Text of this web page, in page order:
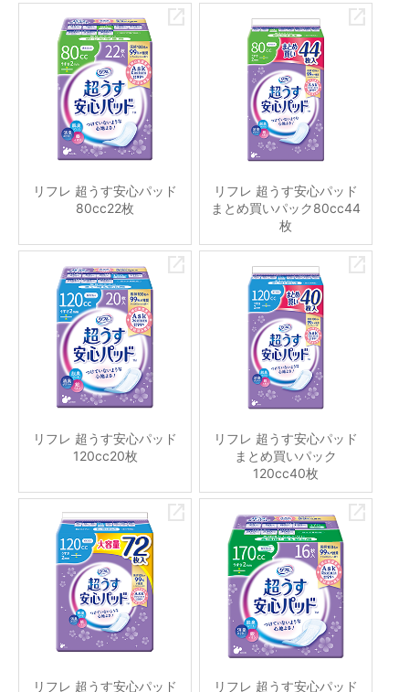
リフレ 超うす安心パッド
80cc22枚
リフレ 超うす安心パッド
まとめ買いパック80cc44
枚
リフレ 超うす安心パッド
120cc20枚
リフレ 超うす安心パッド
まとめ買いパック
120cc40枚
リフレ 超うす安心パッド
リフレ 超うす安心パッド